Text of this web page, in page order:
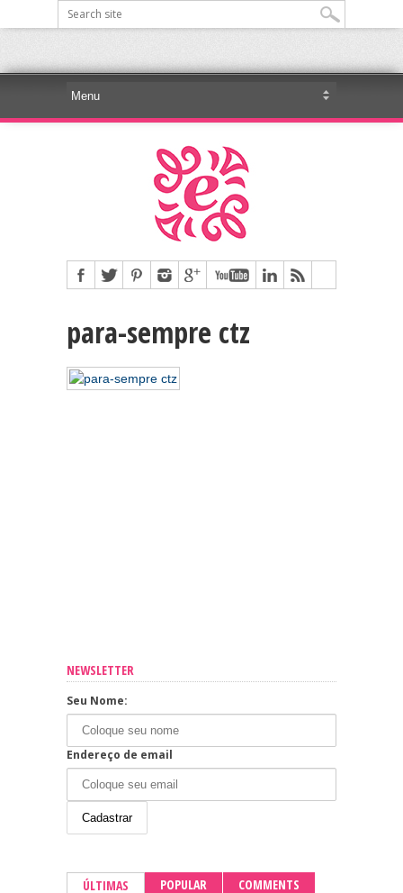
para-sempre ctz
NEWSLETTER
Seu Nome:
Endereço de email
ÚLTIMAS POPULAR COMMENTS